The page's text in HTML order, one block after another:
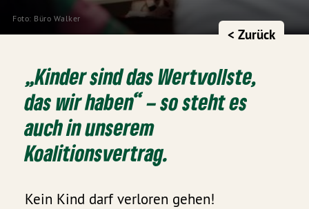
Foto: Büro Walker
< Zurück
„Kinder sind das Wertvollste,
das wir haben“ – so steht es
auch in unserem
Koalitionsvertrag.
Kein Kind darf verloren gehen!